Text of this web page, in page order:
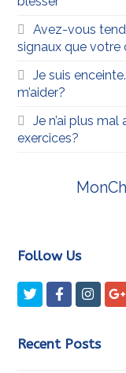
Avez-vous
signaux que votre
Je suis
m’aider?
Je n’ai plus
exercices?
Follow Us
TwitterFacebook
Recent Posts